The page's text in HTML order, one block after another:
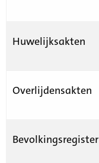
Huwelijksakten
Overlijdensakten
Bevolkingsregister